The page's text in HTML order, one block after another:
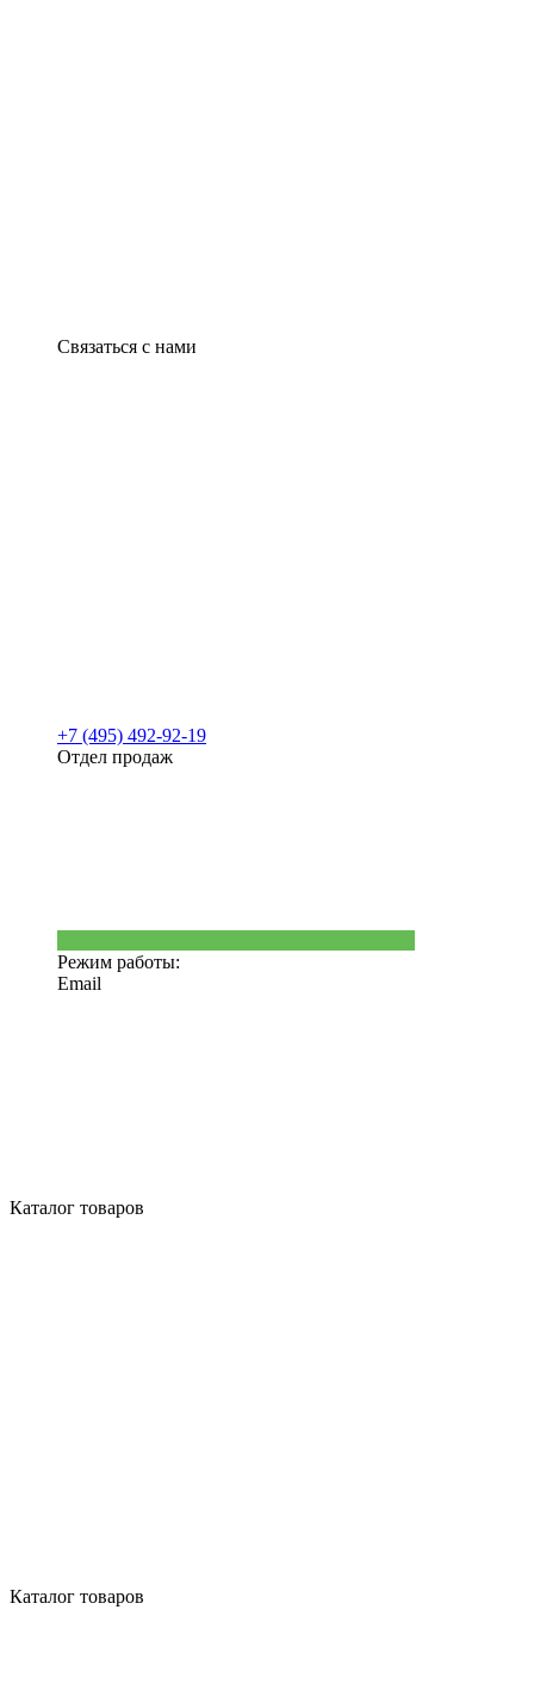
Связаться с нами
+7 (495) 492-92-19
Отдел продаж
Режим работы:
Email
Каталог товаров
Каталог товаров